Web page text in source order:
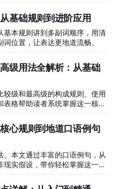
基础规则到进阶应用
基本规则讲到多副词顺序，用清
位置，让表达更地道流畅。
级用法全解析：从基础
较级和最高级的构成规则、使用
格帮助读者系统掌握这一核心
心规则到地道口语例句
。本文通过丰富的口语例句，从
实假设，带你轻松掌握这一让